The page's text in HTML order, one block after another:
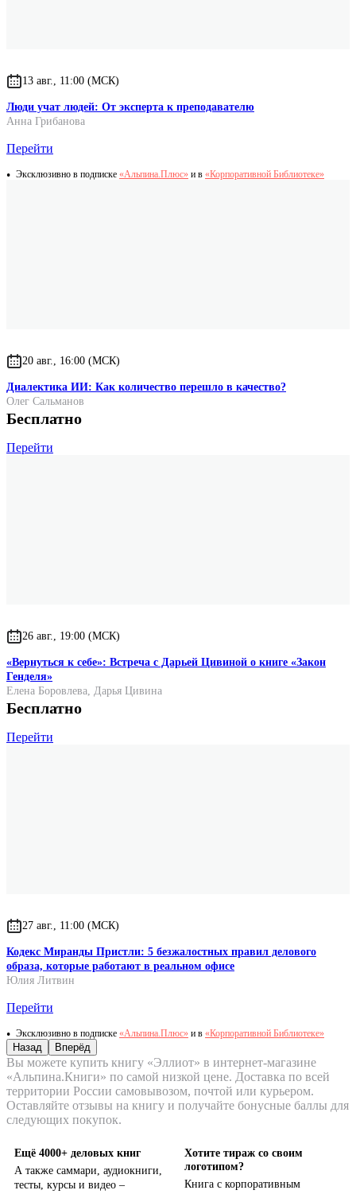
13 авг., 11:00 (МСК)
Люди учат людей: От эксперта к преподавателю
Анна Грибанова
Перейти
Эксклюзивно в подписке «Альпина.Плюс» и в «Корпоративной Библиотеке»
20 авг., 16:00 (МСК)
Диалектика ИИ: Как количество перешло в качество?
Олег Сальманов
Бесплатно
Перейти
26 авг., 19:00 (МСК)
«Вернуться к себе»: Встреча с Дарьей Цивиной о книге «Закон
Генделя»
Елена Боровлева, Дарья Цивина
Бесплатно
Перейти
27 авг., 11:00 (МСК)
Кодекс Миранды Пристли: 5 безжалостных правил делового
образа, которые работают в реальном офисе
Юлия Литвин
Перейти
Эксклюзивно в подписке «Альпина.Плюс» и в «Корпоративной Библиотеке»
Назад Вперёд
Вы можете купить книгу «Эллиот» в интернет-магазине
«Альпина.Книги» по самой низкой цене. Доставка по всей
территории России самовывозом, почтой или курьером.
Оставляйте отзывы на книгу и получайте бонусные баллы для
следующих покупок.
Ещё 4000+ деловых книг
А также саммари, аудиокниги,
тесты, курсы и видео –
Хотите тираж со своим
логотипом?
Книга с корпоративным